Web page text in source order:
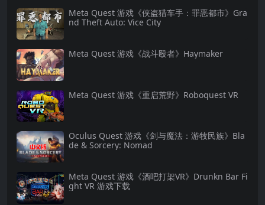
Meta Quest 游戏《侠盗猎车手：罪恶都市》Gra
nd Theft Auto: Vice City
Meta Quest 游戏《战斗殴者》Haymaker
Meta Quest 游戏《重启荒野》Roboquest VR
Oculus Quest 游戏《剑与魔法：游牧民族》Bla
de & Sorcery: Nomad
Meta Quest 游戏《酒吧打架VR》Drunkn Bar Fi
ght VR 游戏下载